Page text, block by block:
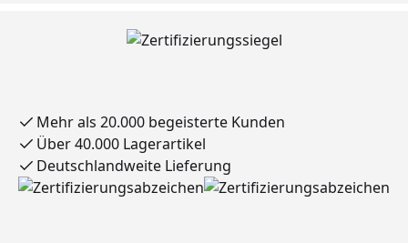
19m
Mehr als 20.000 begeisterte Kunden
Über 40.000 Lagerartikel
Deutschlandweite Lieferung